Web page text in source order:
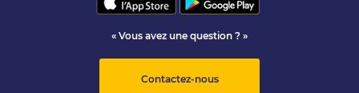
« Vous avez une question ? »
Contactez-nous